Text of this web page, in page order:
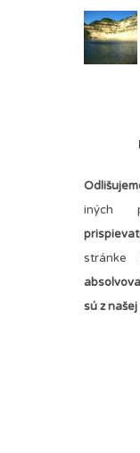
iných
stránke
sú z